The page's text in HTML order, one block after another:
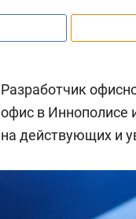
Разработчик
офис в Иннополисе
на действующих и